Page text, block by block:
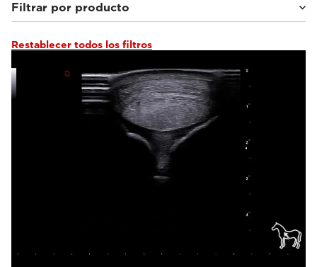
Filtrar por producto
MyLab™Wolf(2)
MyLab™Heron(3)
MyLab™X1 Go VET(2)
MyLab™Panther
(2)
Restablecer todos los filtros